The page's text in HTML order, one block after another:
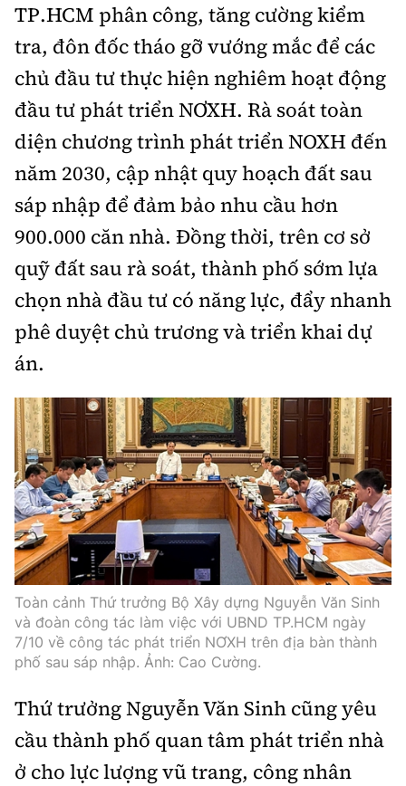
TP.HCM phân công, tăng cường kiểm
tra, đôn đốc tháo gỡ vướng mắc để các
chủ đầu tư thực hiện nghiêm hoạt động
đầu tư phát triển NƠXH. Rà soát toàn
diện chương trình phát triển NOXH đến
năm 2030, cập nhật quy hoạch đất sau
sáp nhập để đảm bảo nhu cầu hơn
900.000 căn nhà. Đồng thời, trên cơ sở
quỹ đất sau rà soát, thành phố sớm lựa
chọn nhà đầu tư có năng lực, đẩy nhanh
phê duyệt chủ trương và triển khai dự
án.
Toàn cảnh Thứ trưởng Bộ Xây dựng Nguyễn Văn Sinh
và đoàn công tác làm việc với UBND TP.HCM ngày
7/10 về công tác phát triển NƠXH trên địa bàn thành
phố sau sáp nhập. Ảnh: Cao Cường.
Thứ trưởng Nguyễn Văn Sinh cũng yêu
cầu thành phố quan tâm phát triển nhà
ở cho lực lượng vũ trang, công nhân